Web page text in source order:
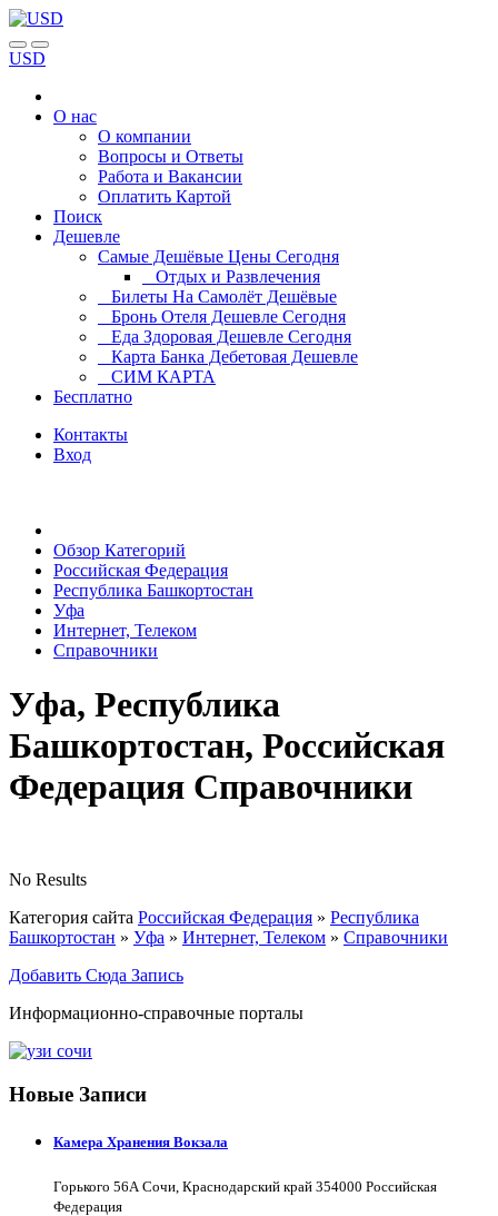
USD
О нас
О компании
Вопросы и Ответы
Работа и Вакансии
Оплатить Картой
Поиск
Дешевле
Самые Дешёвые Цены Сегодня
Отдых и Развлечения
Билеты На Самолёт Дешёвые
Бронь Отеля Дешевле Сегодня
Еда Здоровая Дешевле Сегодня
Карта Банка Дебетовая Дешевле
СИМ КАРТА
Бесплатно
Контакты
Вход
Обзор Категорий
Российская Федерация
Республика Башкортостан
Уфа
Интернет, Телеком
Справочники
Уфа, Республика
Башкортостан, Российская
Федерация Справочники
No Results
Категория сайта Российская Федерация » Республика
Башкортостан » Уфа » Интернет, Телеком » Справочники
Добавить Сюда Запись
Информационно-справочные порталы
Новые Записи
Камера Хранения Вокзала
Горького 56А Сочи, Краснодарский край 354000 Российская
Федерация